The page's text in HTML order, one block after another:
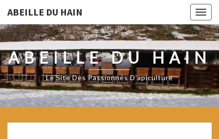
ABEILLE DU HAIN
ABEILLE DU HAIN
Le Site Des Passionnés D'apiculture